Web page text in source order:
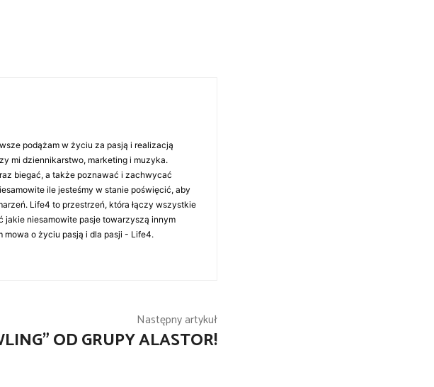
podążam w życiu za pasją i realizacją
mi dziennikarstwo, marketing i muzyka.
biegać, a także poznawać i zachwycać
ile jesteśmy w stanie poświęcić, aby
Life4 to przestrzeń, która łączy wszystkie
jakie niesamowite pasje towarzyszą innym
mowa o życiu pasją i dla pasji - Life4.
Następny artykuł
OD GRUPY ALASTOR!